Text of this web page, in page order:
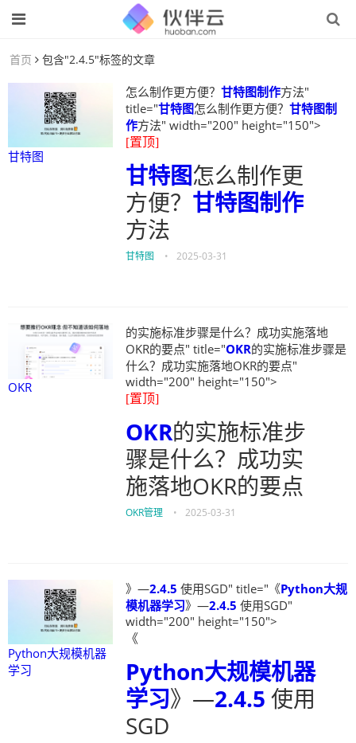
首页 包含"2.4.5"标签的文章
甘特图
怎么制作更方便？ 甘特图制作方法"
title="甘特图怎么制作更方便？ 甘特图制
作方法" width="200" height="150">
[置顶]
甘特图怎么制作更
方便？ 甘特图制作
方法
甘特图 • 2025-03-31
OKR
的实施标准步骤是什么？成功实施落地
OKR的要点" title="OKR的实施标准步骤是
什么？成功实施落地OKR的要点"
width="200" height="150">
[置顶]
OKR的实施标准步
骤是什么？成功实
施落地OKR的要点
OKR管理 • 2025-03-31
Python大规模机器
学习
》—2.4.5 使用SGD" title="《Python大规
模机器学习》—2.4.5 使用SGD"
width="200" height="150">
《
Python大规模机器
学习》—2.4.5 使用
SGD